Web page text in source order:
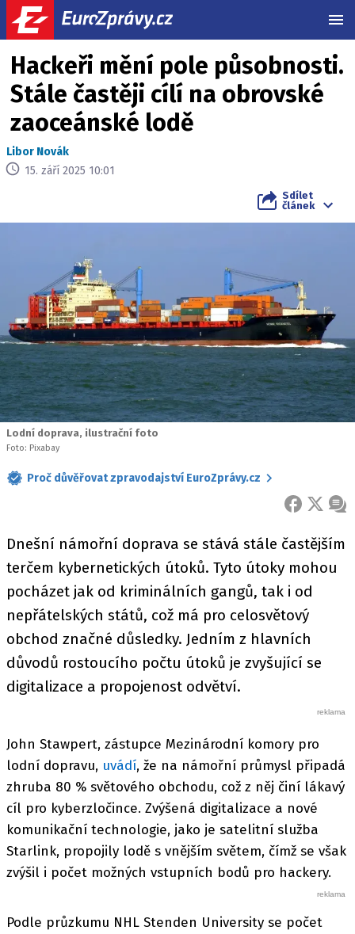
Hackeři mění pole působnosti.
Stále častěji cílí na obrovské
zaoceánské lodě
Libor Novák
15. září 2025 10:01
Sdílet
článek
Lodní doprava, ilustrační foto
Foto: Pixabay
Proč důvěřovat zpravodajství EuroZprávy.cz
FACEBOOK
X
Dnešní námořní doprava se stává stále častějším
terčem kybernetických útoků. Tyto útoky mohou
pocházet jak od kriminálních gangů, tak i od
nepřátelských států, což má pro celosvětový
obchod značné důsledky. Jedním z hlavních
důvodů rostoucího počtu útoků je zvyšující se
digitalizace a propojenost odvětví.
John Stawpert, zástupce Mezinárodní komory pro
lodní dopravu, uvádí, že na námořní průmysl připadá
zhruba 80 % světového obchodu, což z něj činí lákavý
cíl pro kyberzločince. Zvýšená digitalizace a nové
komunikační technologie, jako je satelitní služba
Starlink, propojily lodě s vnějším světem, čímž se však
zvýšil i počet možných vstupních bodů pro hackery.
Podle průzkumu NHL Stenden University se počet